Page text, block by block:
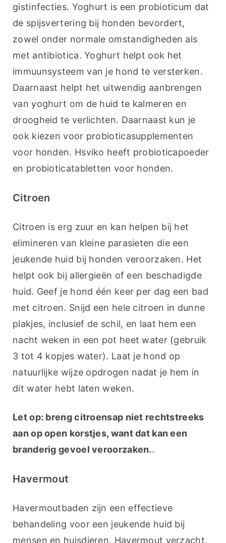
gistinfecties. Yoghurt is een probioticum dat
de spijsvertering bij honden bevordert,
zowel onder normale omstandigheden als
met antibiotica. Yoghurt helpt ook het
immuunsysteem van je hond te versterken.
Daarnaast helpt het uitwendig aanbrengen
van yoghurt om de huid te kalmeren en
droogheid te verlichten. Daarnaast kun je
ook kiezen voor probioticasupplementen
voor honden. Hsviko heeft probioticapoeder
en probioticatabletten voor honden.
Citroen
Citroen is erg zuur en kan helpen bij het
elimineren van kleine parasieten die een
jeukende huid bij honden veroorzaken. Het
helpt ook bij allergieën of een beschadigde
huid. Geef je hond één keer per dag een bad
met citroen. Snijd een hele citroen in dunne
plakjes, inclusief de schil, en laat hem een
nacht weken in een pot heet water (gebruik
3 tot 4 kopjes water). Laat je hond op
natuurlijke wijze opdrogen nadat je hem in
dit water hebt laten weken.
Let op: breng citroensap niet rechtstreeks
aan op open korstjes, want dat kan een
branderig gevoel veroorzaken..
Havermout
Havermoutbaden zijn een effectieve
behandeling voor een jeukende huid bij
mensen en huisdieren. Havermout verzacht,